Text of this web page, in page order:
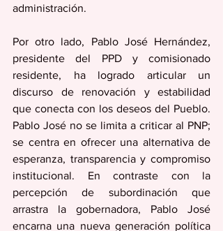
administración.
Por otro lado, Pablo José Hernández,
presidente del PPD y comisionado
residente, ha logrado articular un
discurso de renovación y estabilidad
que conecta con los deseos del Pueblo.
Pablo José no se limita a criticar al PNP;
se centra en ofrecer una alternativa de
esperanza, transparencia y compromiso
institucional. En contraste con la
percepción de subordinación que
arrastra la gobernadora, Pablo José
encarna una nueva generación política